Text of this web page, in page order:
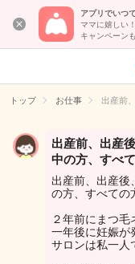
アプリでいつ
ママに嬉しい
キャンペーン
トップ お仕事 出産前
出産前、出産
中の方、すべ
出産前、出産後
の方、すべての
２年前にまつ
一年後に妊娠が
サロンは私一人